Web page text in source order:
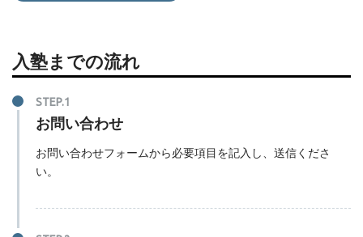
入塾までの流れ
お問い合わせ
お問い合わせフォームから必要項目を記入し、送信くださ
い。